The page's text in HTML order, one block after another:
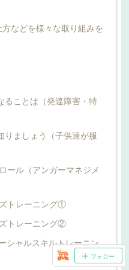
などを様々な取り組みを
ることは（発達障害・特
ましょう（子供達が服
ル（アンガーマネジメ
トレーニング①
トレーニング②
ャルスキルトレーニン
フォロー